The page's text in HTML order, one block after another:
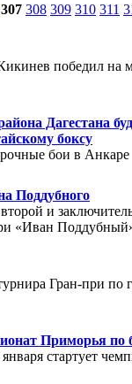
307 308 309 310 311
победил на
Дагестана
боксу
бои в Анкаре
Поддубного
и
«Иван
Гран-при по
Приморья по
стартует